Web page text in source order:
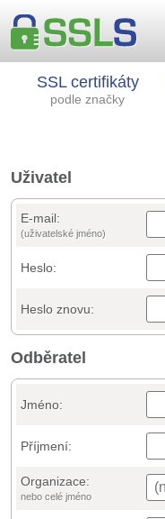
SSL certifikáty
podle značky
Uživatel
E-mail:
(uživatelské jméno)
Heslo:
Heslo znovu:
Odběratel
Jméno:
Příjmení:
Organizace:
nebo celé jméno